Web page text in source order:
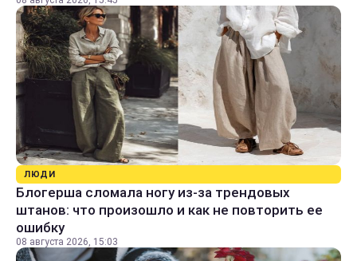
ЛЮДИ
Блогерша сломала ногу из-за трендовых
штанов: что произошло и как не повторить ее
ошибку
08 августа 2026, 15:03